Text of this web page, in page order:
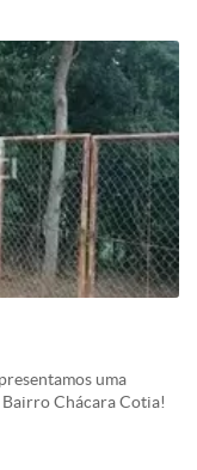
uma
Chácara Cotia!
desenvolver um